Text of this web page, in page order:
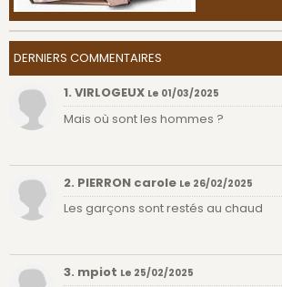
DERNIERS COMMENTAIRES
1. VIRLOGEUX Le 01/03/2025
Mais où sont les hommes ?
2. PIERRON carole Le 26/02/2025
Les garçons sont restés au chaud
3. mpiot Le 25/02/2025